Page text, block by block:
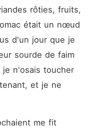
rôties, fruits,
était un nœud
d'un jour que je
sourde de faim
je n'osais toucher
et je ne
me fit